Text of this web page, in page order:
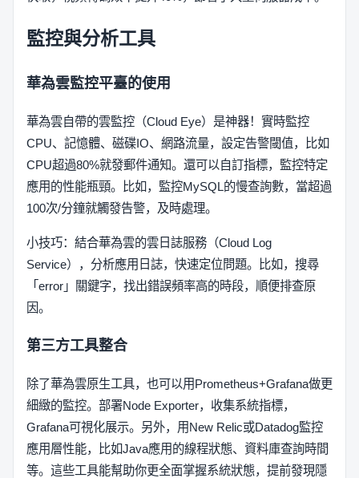
監控與分析工具
華為雲監控平臺的使用
華為雲自帶的雲監控（Cloud Eye）是神器！實時監控
CPU、記憶體、磁碟IO、網路流量，設定告警閾值，比如
CPU超過80%就發郵件通知。還可以自訂指標，監控特定
應用的性能瓶頸。比如，監控MySQL的慢查詢數，當超過
100次/分鐘就觸發告警，及時處理。
小技巧：結合華為雲的雲日誌服務（Cloud Log
Service），分析應用日誌，快速定位問題。比如，搜尋
「error」關鍵字，找出錯誤頻率高的時段，順便排查原
因。
第三方工具整合
除了華為雲原生工具，也可以用Prometheus+Grafana做更
細緻的監控。部署Node Exporter，收集系統指標，
Grafana可視化展示。另外，用New Relic或Datadog監控
應用層性能，比如Java應用的線程狀態、資料庫查詢時間
等。這些工具能幫助你更全面掌握系統狀態，提前發現隱